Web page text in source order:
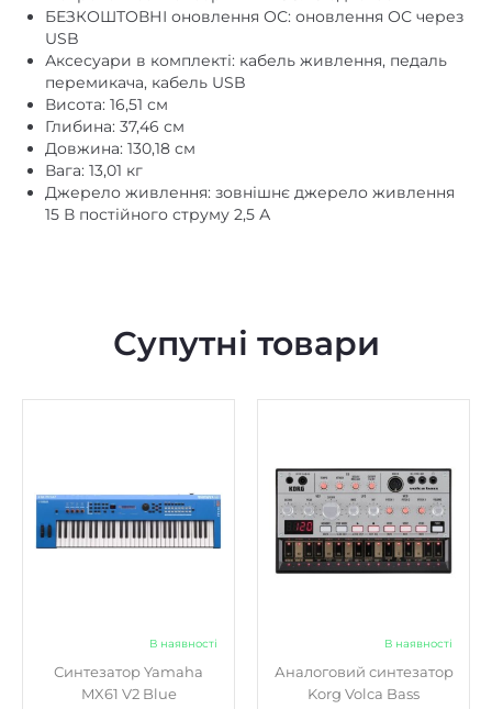
БЕЗКОШТОВНІ оновлення ОС: оновлення ОС через
USB
Аксесуари в комплекті: кабель живлення, педаль
перемикача, кабель USB
Висота: 16,51 см
Глибина: 37,46 см
Довжина: 130,18 см
Вага: 13,01 кг
Джерело живлення: зовнішнє джерело живлення
15 В постійного струму 2,5 А
Супутні товари
В наявності
Синтезатор Yamaha
MX61 V2 Blue
В наявності
Аналоговий синтезатор
Korg Volca Bass